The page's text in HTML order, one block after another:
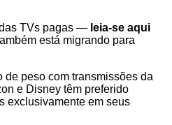
TVs pagas — leia-se aqui
está migrando para
de peso com transmissões da
e Disney têm preferido
exclusivamente em seus